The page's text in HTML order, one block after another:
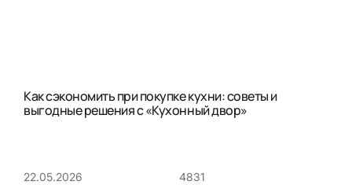
Как сэкономить при покупке кухни: советы и
выгодные решения с «Кухонный двор»
22.05.2026 4831